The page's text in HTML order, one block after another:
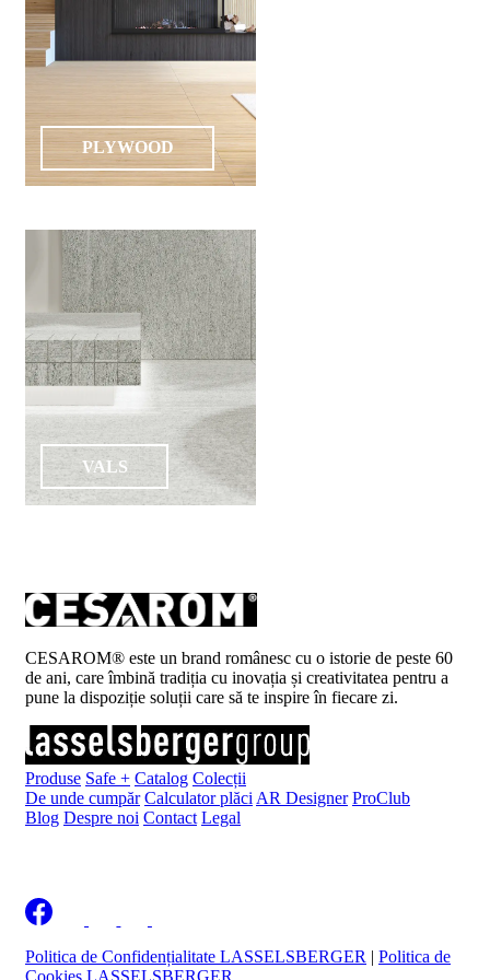
PLYWOOD
VALS
CESAROM® este un brand românesc cu o istorie de peste 60
de ani, care îmbină tradiția cu inovația și creativitatea pentru a
pune la dispoziție soluții care să te inspire în fiecare zi.
Produse Safe + Catalog Colecții
De unde cumpăr Calculator plăci AR Designer ProClub
Blog Despre noi Contact Legal
Politica de Confidențialitate LASSELSBERGER | Politica de
Cookies LASSELSBERGER